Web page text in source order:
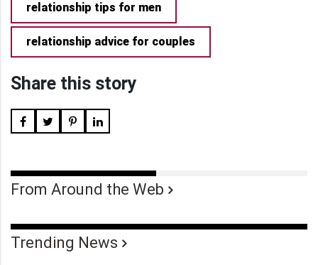
relationship tips for men
relationship advice for couples
Share this story
From Around the Web
Trending News